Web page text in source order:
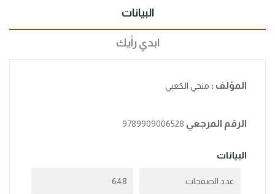
البيانات
ابدي رأيك
المؤلف : منجي الكعبي
الرقم المرجعي 9789909006528
البيانات
عدد الصفحات 648